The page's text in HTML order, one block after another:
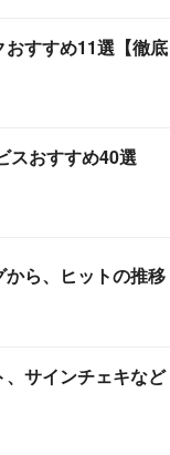
すすめ11選【徹底
スおすすめ40選
ら、ヒットの推移
サインチェキなど